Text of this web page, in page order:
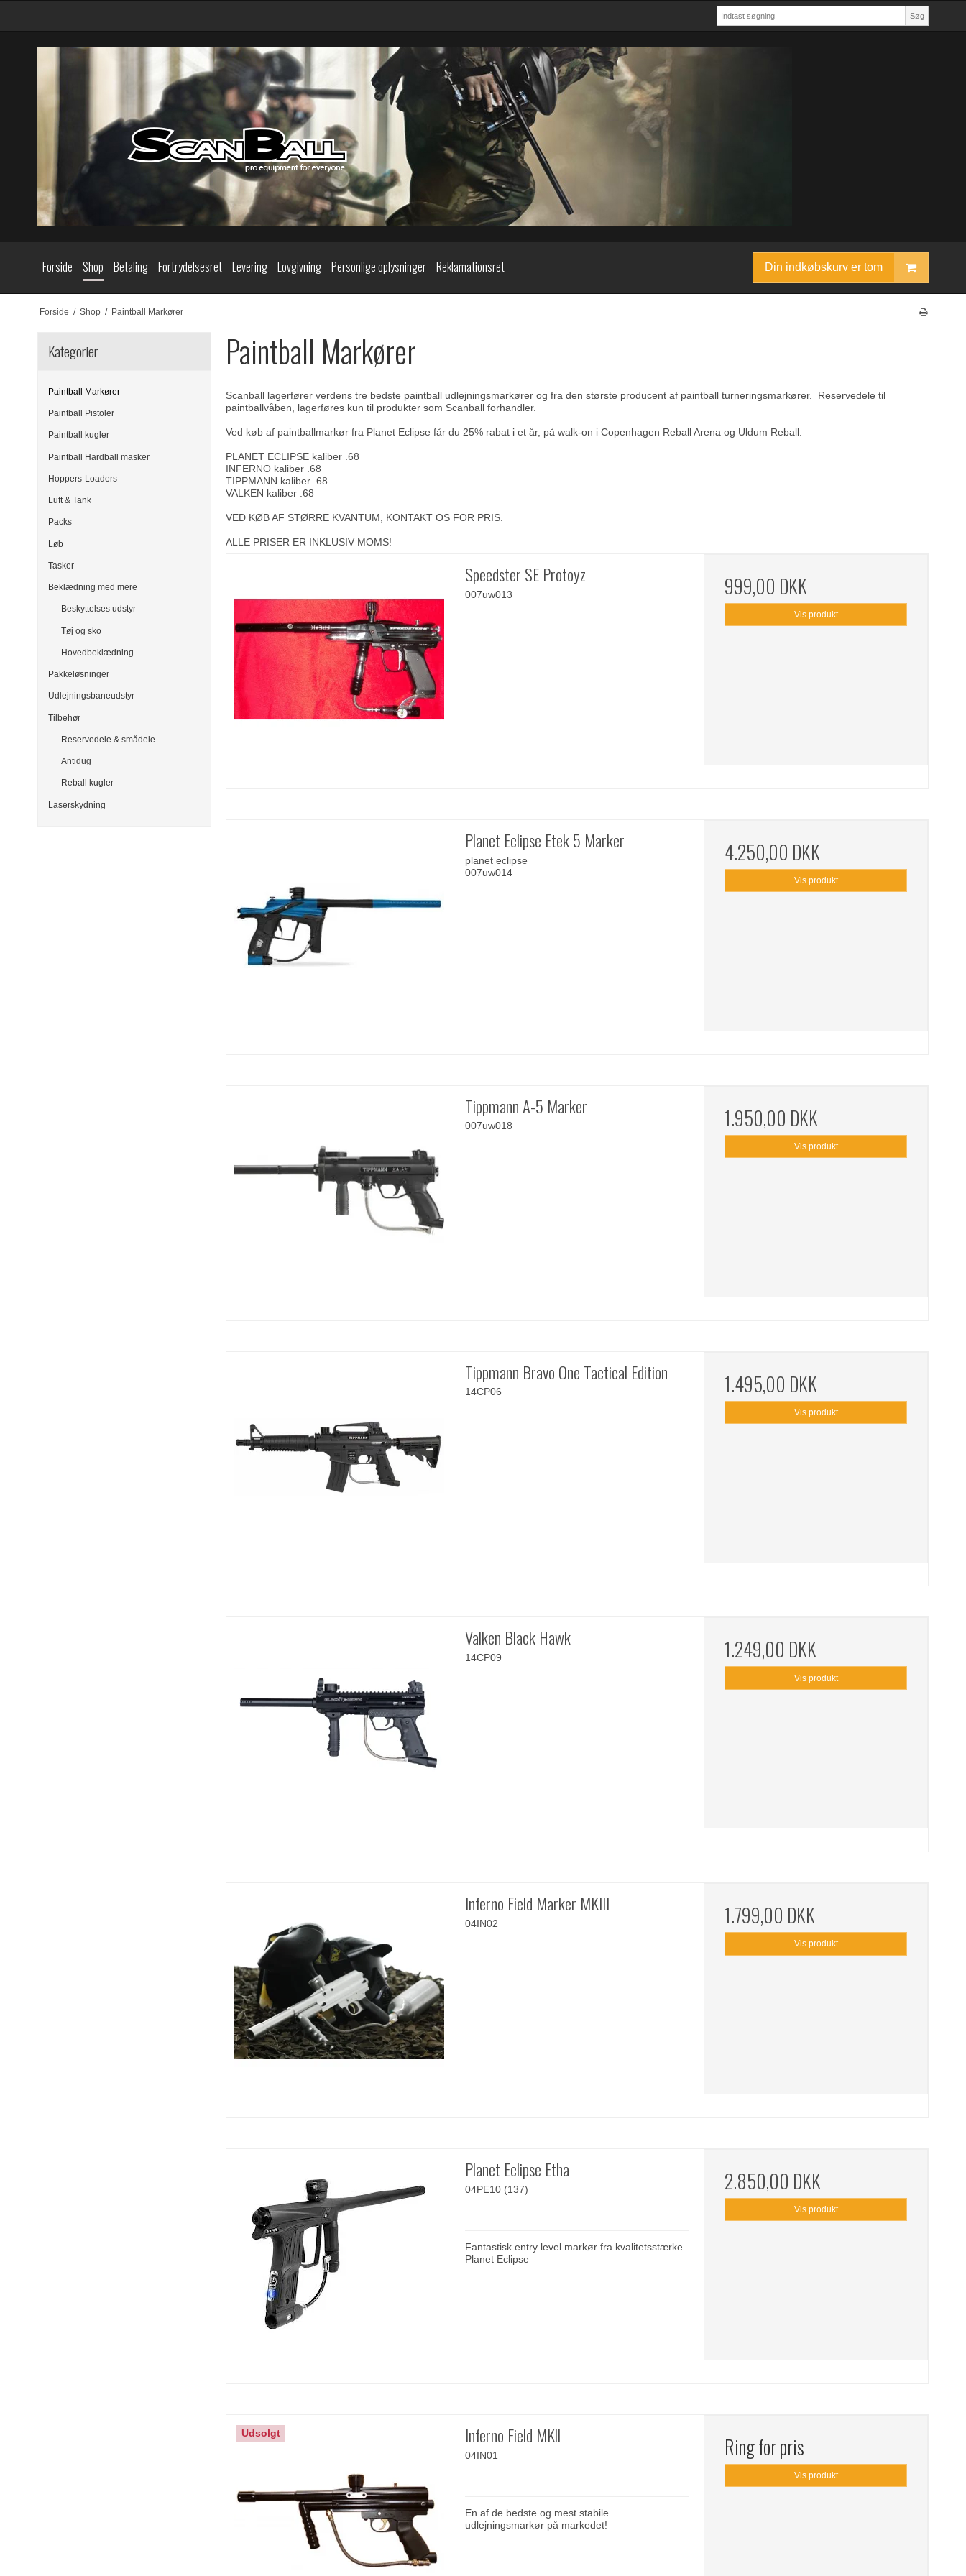
Søg
Forside Shop Betaling Fortrydelsesret Levering Lovgivning Personlige oplysninger Reklamationsret Din indkøbskurv er tom
Forside / Shop / Paintball Markører
Kategorier
Paintball Markører
Paintball Pistoler
Paintball kugler
Paintball Hardball masker
Hoppers-Loaders
Luft & Tank
Packs
Løb
Tasker
Beklædning med mere
Beskyttelses udstyr
Tøj og sko
Hovedbeklædning
Pakkeløsninger
Udlejningsbaneudstyr
Tilbehør
Reservedele & smådele
Antidug
Reball kugler
Laserskydning
Paintball Markører
Scanball lagerfører verdens tre bedste paintball udlejningsmarkører og fra den største producent af paintball turneringsmarkører. Reservedele til
paintballvåben, lagerføres kun til produkter som Scanball forhandler.
Ved køb af paintballmarkør fra Planet Eclipse får du 25% rabat i et år, på walk-on iCopenhagen Reball Arena og Uldum Reball.
PLANET ECLIPSE kaliber .68
INFERNO kaliber .68
TIPPMANN kaliber .68
VALKEN kaliber .68
VED KØB AF STØRRE KVANTUM, KONTAKT OS FOR PRIS.
ALLE PRISER ER INKLUSIV MOMS!
Speedster SE Protoyz
007uw013 999,00 DKK
Vis produkt
Planet Eclipse Etek 5 Marker
planet eclipse
007uw014
4.250,00 DKK
Vis produkt
Tippmann A-5 Marker
007uw018 1.950,00 DKK
Vis produkt
Tippmann Bravo One Tactical Edition
14CP06 1.495,00 DKK
Vis produkt
Valken Black Hawk
14CP09 1.249,00 DKK
Vis produkt
Inferno Field Marker MKIII
04IN02 1.799,00 DKK
Vis produkt
Planet Eclipse Etha
04PE10 (137)
Fantastisk entry level markør fra kvalitetsstærke
Planet Eclipse
2.850,00 DKK
Vis produkt
Udsolgt Inferno Field MKll
04IN01
En af de bedste og mest stabile
udlejningsmarkør på markedet!
Ring for pris
Vis produkt